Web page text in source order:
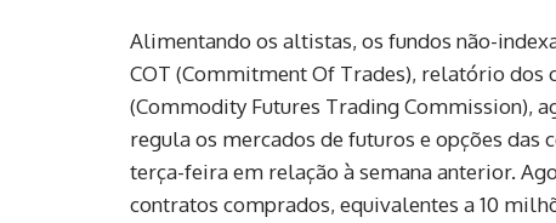
Alimentando os altistas, os fundos não-
COT (Commitment Of Trades), relatório dos
(Commodity Futures Trading Commission),
regula os mercados de futuros e opções
terça-feira em relação à semana anterior.
contratos comprados, equivalentes a 10